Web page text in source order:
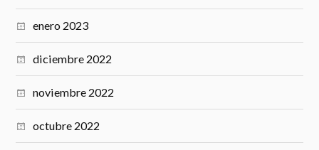
enero 2023
diciembre 2022
noviembre 2022
octubre 2022